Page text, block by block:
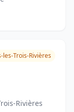
les-Trois-Rivières
Rivières